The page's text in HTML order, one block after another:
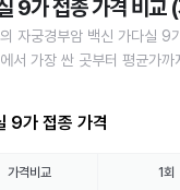
9가 접종 가격 비교
자궁경부암 백신 가다실
서 가장 싼 곳부터 평균가
9가 접종 가격
가격비교 1회